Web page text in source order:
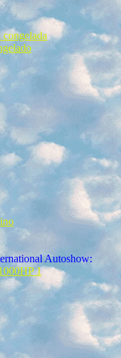
congelada
Autoshow:
1